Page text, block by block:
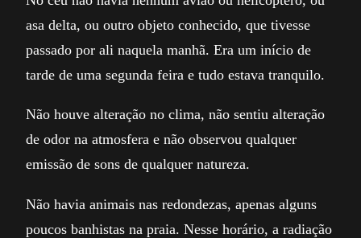
asa delta, ou outro objeto conhecido, que tivesse
passado por ali naquela manhã. Era um início de
tarde de uma segunda feira e tudo estava tranquilo.
Não houve alteração no clima, não sentiu alteração
de odor na atmosfera e não observou qualquer
emissão de sons de qualquer natureza.
Não havia animais nas redondezas, apenas alguns
poucos banhistas na praia. Nesse horário, a radiação